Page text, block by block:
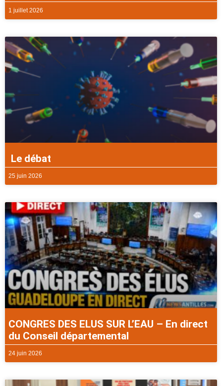
1 juillet 2026
Le débat
25 juin 2026
CONGRES DES ELUS SUR L’EAU – En direct
du Conseil départemental
24 juin 2026